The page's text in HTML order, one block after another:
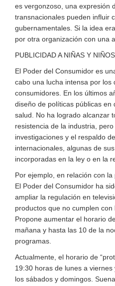
es vergonzoso, una expresión
transnacionales pueden influir
gubernamentales. Si la idea
por otra organización con una
PUBLICIDAD A NIÑAS Y NIÑOS
El Poder del Consumidor es
cabo una lucha intensa por los
consumidores. En los últimos
diseño de políticas públicas en
salud. No ha logrado alcanzar
resistencia de la industria,
investigaciones y el respaldo
internacionales, algunas de
incorporadas en la ley o en la
Por ejemplo, en relación con
El Poder del Consumidor ha
ampliar la regulación en
productos que no cumplen con
Propone aumentar el horario
mañana y hasta las 10 de la
programas.
Actualmente, el horario de
19:30 horas de lunes a
los sábados y domingos.